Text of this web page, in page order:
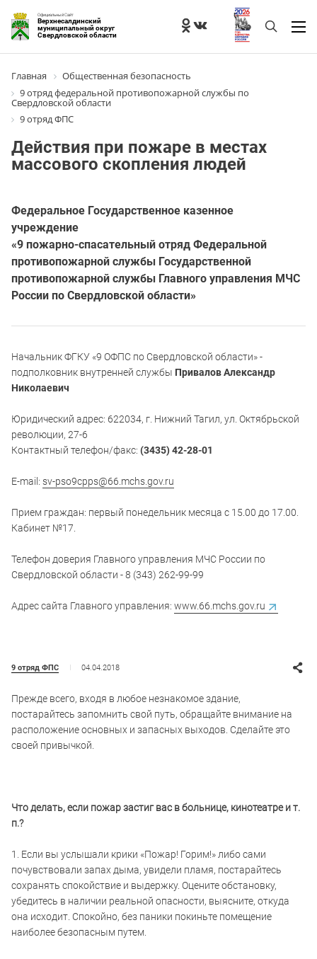
Официальный Сайт
Верхнесалдинский
муниципальный округ
Свердловской области
Главная
Общественная безопасность
9 отряд федеральной противопожарной службы по
Свердловской области
9 отряд ФПС
Действия при пожаре в местах
массового скопления людей
Федеральное Государственное казенное
учреждение
«9 пожарно-спасательный отряд Федеральной
противопожарной службы Государственной
противопожарной службы Главного управления МЧС
России по Свердловской области»
Начальник ФГКУ «9 ОФПС по Свердловской области» -
подполковник внутренней службы Привалов Александр
Николаевич
Юридический адрес: 622034, г. Нижний Тагил, ул. Октябрьской
революции, 27-6
Контактный телефон/факс: (3435) 42-28-01
E-mail: sv-pso9cpps@66.mchs.gov.ru
Прием граждан: первый понедельник месяца с 15.00 до 17.00.
Кабинет №17.
Телефон доверия Главного управления МЧС России по
Свердловской области - 8 (343) 262-99-99
Адрес сайта Главного управления: www.66.mchs.gov.ru
9 отряд ФПС 04.04.2018
Прежде всего, входя в любое незнакомое здание,
постарайтесь запомнить свой путь, обращайте внимание на
расположение основных и запасных выходов. Сделайте это
своей привычкой.
Что делать, если пожар застиг вас в больнице, кинотеатре и т.
п.?
1. Если вы услышали крики «Пожар! Горим!» либо сами
почувствовали запах дыма, увидели пламя, постарайтесь
сохранять спокойствие и выдержку. Оцените обстановку,
убедитесь в наличии реальной опасности, выясните, откуда
она исходит. Спокойно, без паники покиньте помещение
наиболее безопасным путем.